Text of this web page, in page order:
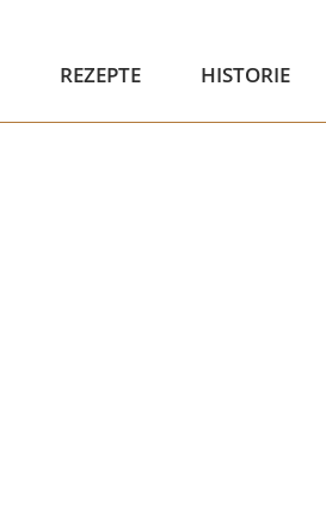
REZEPTE HISTORIE